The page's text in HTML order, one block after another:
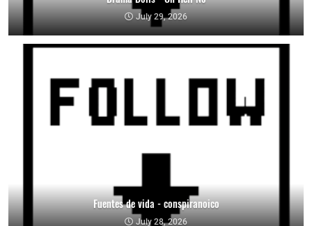
July 29, 2026
Fuentes de vida - conspiranoico
July 28, 2026